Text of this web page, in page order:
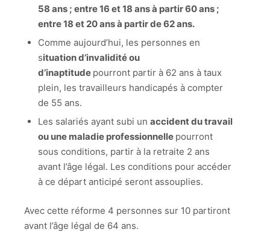
58 ans ; entre 16 et 18 ans à partir 60 ans ;
entre 18 et 20 ans à partir de 62 ans.
Comme aujourd’hui, les personnes en
situation d’invalidité ou
d’inaptitude pourront partir à 62 ans à taux
plein, les travailleurs handicapés à compter
de 55 ans.
Les salariés ayant subi un accident du travail
ou une maladie professionnelle pourront
sous conditions, partir à la retraite 2 ans
avant l’âge légal. Les conditions pour accéder
à ce départ anticipé seront assouplies.
Avec cette réforme 4 personnes sur 10 partiront
avant l’âge légal de 64 ans.